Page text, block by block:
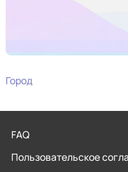
Город
FAQ
Пользовательское